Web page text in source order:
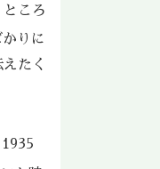
ころ
かりに
たく
1935